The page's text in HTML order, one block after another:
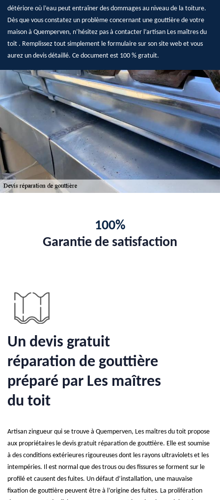
détériore où l’eau peut entraîner des dommages au niveau de la toiture.
Dès que vous constatez un problème concernant une gouttière de votre
maison à Quemperven, n’hésitez pas à contacter l’artisan Les maîtres du
toit . Remplissez tout simplement le formulaire sur son site web et vous
aurez un devis détaillé. Ce document est 100 % gratuit.
100%
Garantie de satisfaction
Un devis gratuit
réparation de gouttière
préparé par Les maîtres
du toit
Artisan zingueur qui se trouve à Quemperven, Les maîtres du toit propose
aux propriétaires le devis gratuit réparation de gouttière. Elle est soumise
à des conditions extérieures rigoureuses dont les rayons ultraviolets et les
intempéries. Il est normal que des trous ou des fissures se forment sur le
profilé et causent des fuites. Un défaut d’installation, une mauvaise
fixation de gouttière peuvent être à l’origine des fuites. La prolifération